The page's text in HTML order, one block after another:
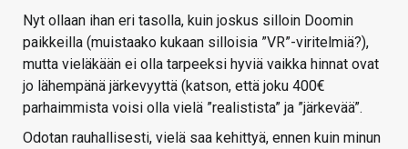
Nyt ollaan ihan eri tasolla, kuin joskus silloin Doomin
paikkeilla (muistaako kukaan silloisia ”VR”-viritelmiä?),
mutta vieläkään ei olla tarpeeksi hyviä vaikka hinnat ovat
jo lähempänä järkevyyttä (katson, että joku 400€
parhaimmista voisi olla vielä ”realistista” ja ”järkevää”.
Odotan rauhallisesti, vielä saa kehittyä, ennen kuin minun